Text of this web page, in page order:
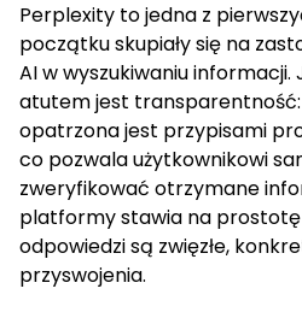
Perplexity to jedna z
początku skupiały się na
AI w wyszukiwaniu informacji.
atutem jest
opatrzona jest przypisami
co pozwala użytkownikowi
zweryfikować otrzymane
platformy stawia na prostotę
odpowiedzi są zwięzłe,
przyswojenia.